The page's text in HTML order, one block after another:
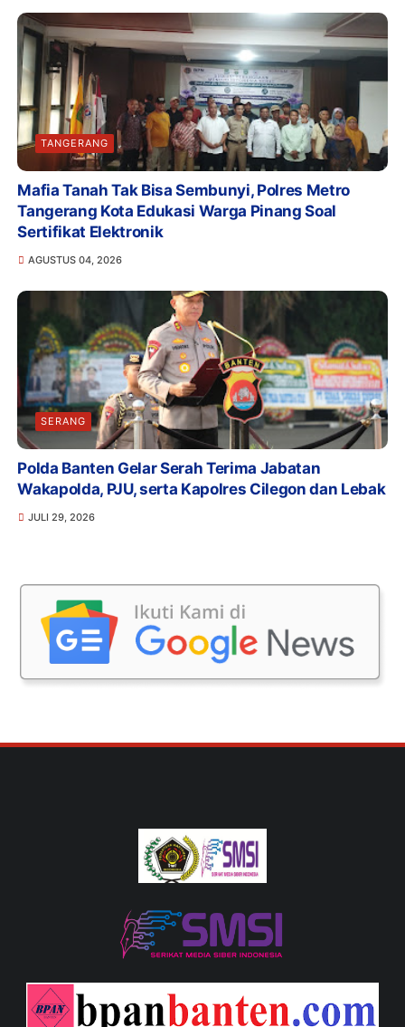
TANGERANG
Mafia Tanah Tak Bisa Sembunyi, Polres Metro
Tangerang Kota Edukasi Warga Pinang Soal
Sertifikat Elektronik
AGUSTUS 04, 2026
SERANG
Polda Banten Gelar Serah Terima Jabatan
Wakapolda, PJU, serta Kapolres Cilegon dan Lebak
JULI 29, 2026